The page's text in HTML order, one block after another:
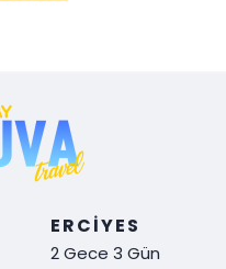
rehberlerle sizi güvenle
size özel, rahat ve
ERCIYES
2 Gece 3 Gün